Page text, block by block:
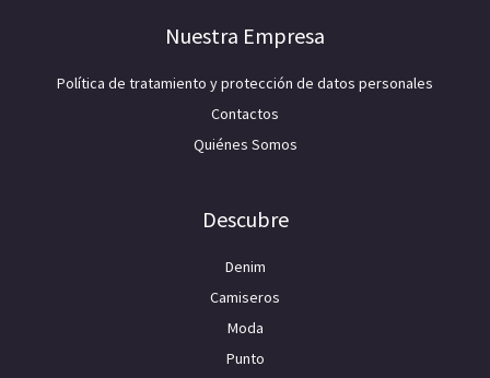
Nuestra Empresa
Política de tratamiento y protección de datos personales
Contactos
Quiénes Somos
Descubre
Denim
Camiseros
Moda
Punto